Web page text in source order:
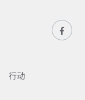
行动